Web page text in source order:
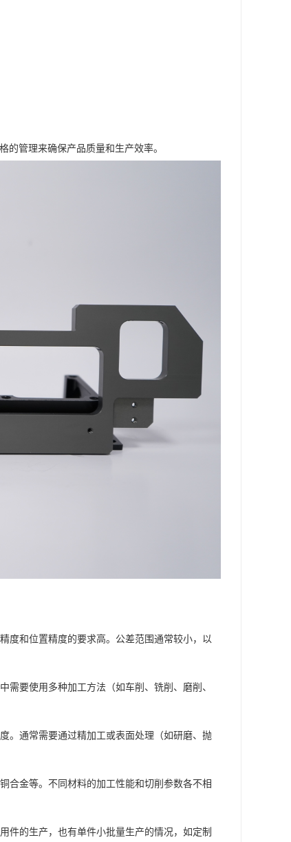
的管理来确保产品质量和生产效率。
度和位置精度的要求高。公差范围通常较小，以
要使用多种加工方法（如车削、铣削、磨削、
。通常需要通过精加工或表面处理（如研磨、抛
合金等。不同材料的加工性能和切削参数各不相
件的生产，也有单件小批量生产的情况，如定制